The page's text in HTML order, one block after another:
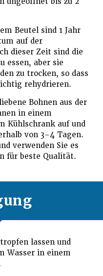
Beutel sind 1 Jahr
auf der
dieser Zeit sind die
essen, aber sie
zu trocken, so dass
rehydrieren.
Bohnen aus der
in einem
Kühlschrank auf und
von 3–4 Tagen.
verwenden Sie es
für beste Qualität.
lassen und
Wasser in einem